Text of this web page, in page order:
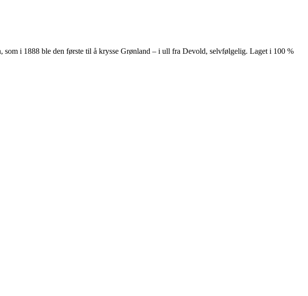
som i 1888 ble den første til å krysse Grønland – i ull fra Devold, selvfølgelig. Laget i 100 %